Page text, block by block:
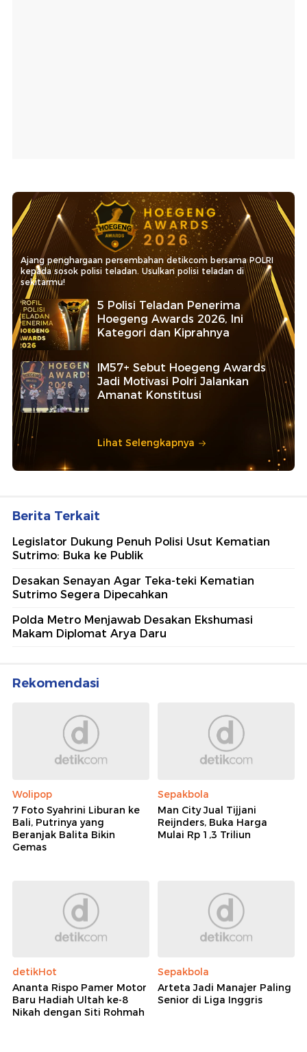
Ajang penghargaan persembahan detikcom bersama POLRI
kepada sosok polisi teladan. Usulkan polisi teladan di
sekitarmu!
5 Polisi Teladan Penerima
Hoegeng Awards 2026, Ini
Kategori dan Kiprahnya
IM57+ Sebut Hoegeng Awards
Jadi Motivasi Polri Jalankan
Amanat Konstitusi
Lihat Selengkapnya
Berita Terkait
Legislator Dukung Penuh Polisi Usut Kematian
Sutrimo: Buka ke Publik
Desakan Senayan Agar Teka-teki Kematian
Sutrimo Segera Dipecahkan
Polda Metro Menjawab Desakan Ekshumasi
Makam Diplomat Arya Daru
Rekomendasi
Wolipop
7 Foto Syahrini Liburan ke
Bali, Putrinya yang
Beranjak Balita Bikin
Gemas
Sepakbola
Man City Jual Tijjani
Reijnders, Buka Harga
Mulai Rp 1,3 Triliun
detikHot
Ananta Rispo Pamer Motor
Baru Hadiah Ultah ke-8
Nikah dengan Siti Rohmah
Sepakbola
Arteta Jadi Manajer Paling
Senior di Liga Inggris